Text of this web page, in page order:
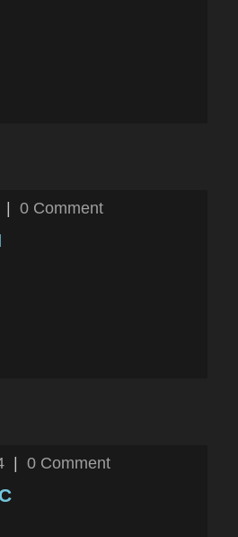
0 Comment
0 Comment